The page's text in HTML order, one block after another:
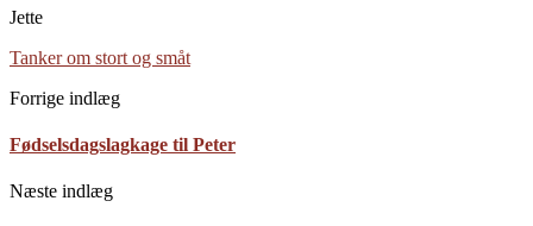
Jette
Tanker om stort og småt
Forrige indlæg
Fødselsdagslagkage til Peter
Næste indlæg